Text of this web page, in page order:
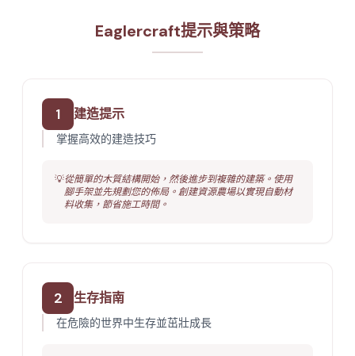
Eaglercraft提示與策略
1 建造提示
掌握高效的建造技巧
💡從簡單的木質結構開始，然後進步到複雜的建築。使用
腳手架並先規劃您的佈局。創建資源農場以實現自動材
料收集，節省施工時間。
2 生存指南
在危險的世界中生存並茁壯成長